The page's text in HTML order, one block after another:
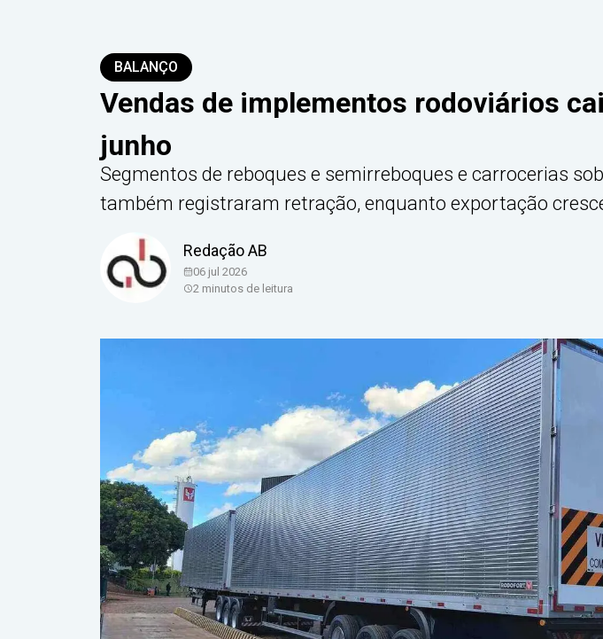
BALANÇO
Vendas de implementos rodoviários
junho
Segmentos de reboques e semirreboques e carrocerias
também registraram retração, enquanto exportação
Redação AB
06 jul 2026
2 minutos de leitura